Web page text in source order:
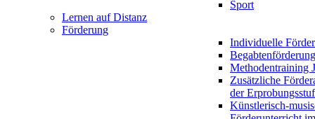
Sport
Lernen auf Distanz
Förderung
Individuelle
Begabtenförderung
Methodentraining
Zusätzliche
der
Künstlerisch-